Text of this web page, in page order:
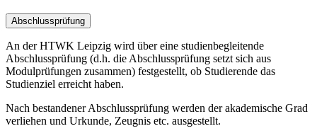
Abschlussprüfung
An der HTWK Leipzig wird über eine studienbegleitende
Abschlussprüfung (d.h. die Abschlussprüfung setzt sich aus
Modulprüfungen zusammen) festgestellt, ob Studierende das
Studienziel erreicht haben.
Nach bestandener Abschlussprüfung werden der akademische Grad
verliehen und Urkunde, Zeugnis etc. ausgestellt.